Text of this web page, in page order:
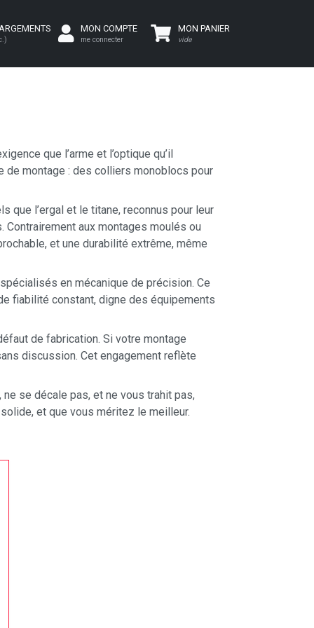
MON COMPTE
me connecter
MON PANIER
vide
que l’arme et l’optique qu’il
de montage : des colliers monoblocs pour
que l’ergal et le titane, reconnus pour leur
aux montages moulés ou
et une durabilité extrême, même
en mécanique de précision. Ce
fiabilité constant, digne des équipements
de fabrication. Si votre montage
discussion. Cet engagement reflète
se décale pas, et ne vous trahit pas,
et que vous méritez le meilleur.